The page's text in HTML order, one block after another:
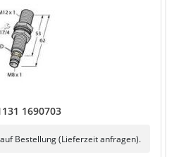
1690703
Bestellung (Lieferzeit anfragen).